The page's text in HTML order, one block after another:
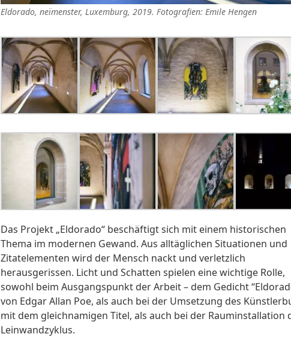
Eldorado, neïmenster, Luxemburg, 2019. Fotografien: Emile Hengen
Das Projekt „Eldorado“ beschäftigt sich mit einem historischen
Thema im modernen Gewand. Aus alltäglichen Situationen und
Zitatelementen wird der Mensch nackt und verletzlich
herausgerissen. Licht und Schatten spielen eine wichtige Rolle,
sowohl beim Ausgangspunkt der Arbeit – dem Gedicht
von Edgar Allan Poe, als auch bei der Umsetzung des
mit dem gleichnamigen Titel, als auch bei der Rauminstallation
Leinwandzyklus.